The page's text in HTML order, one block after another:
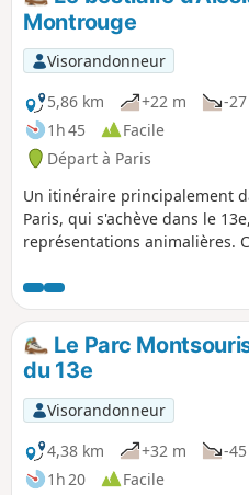
confidentiel tels que la
trajet. La suite de votre
dans les bois où vous
apercevrez l'étang de Chalais
Y.
Montrouge
Visorandonneur
5,86 km
+22 m
-
1h 45
Facile
Départ à Paris
Un itinéraire principalement
Paris, qui s'achève dans le
représentations animalières.
manque toutefois pas de
Le Parc
du 13e
Visorandonneur
4,38 km
+32 m
-
1h 20
Facile